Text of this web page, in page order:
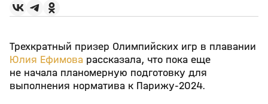
Трехкратный призер Олимпийских игр в плавании
Юлия Ефимова рассказала, что пока еще
не начала планомерную подготовку для
выполнения норматива к Парижу‑2024.